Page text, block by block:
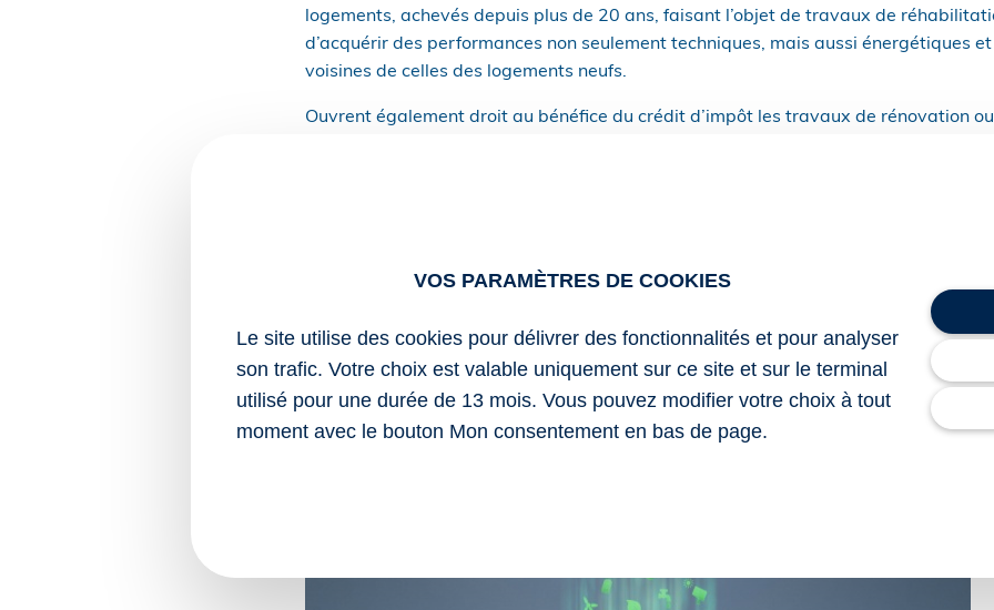
logements, achevés depuis plus de 20 ans, faisant l’objet de travaux de
d’acquérir des performances non seulement techniques, mais aussi énergétiques
voisines de celles des logements neufs.
Ouvrent également droit au bénéfice du crédit d’impôt les travaux de rénovation
plus de vingt ans faisant l’objet de travaux de rénovation ou de réhabilitation et
Sources :
Décret no 2025-766 du 5 août 2025 relatif aux performances techniques,
environnementales des logements achevés depuis plus de vingt ans faisant
rénovation ou de réhabilitation pour l’application de l’article 244 quater X du
VOS PARAMÈTRES DE COOKIES
Le site utilise des cookies pour délivrer des fonctionnalités et pour analyser
son trafic. Votre choix est valable uniquement sur ce site et sur le terminal
utilisé pour une durée de 13 mois. Vous pouvez modifier votre choix à tout
moment avec le bouton Mon consentement en bas de page.